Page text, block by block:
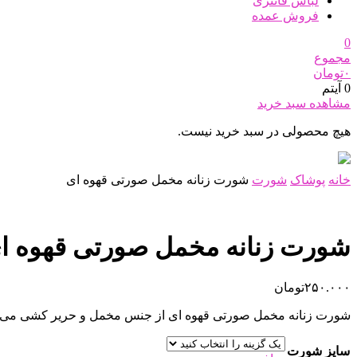
فروش عمده
0
مجموع
۰تومان
0 آیتم
مشاهده سبد خرید
هیچ محصولی در سبد خرید نیست.
خانه پوشاک شورت شورت زنانه مخمل صورتی قهوه ای
شورت زنانه مخمل صورتی قهوه
۲۵۰.۰۰۰تومان
شورت زنانه مخمل صورتی قهوه ای از جنس مخمل و حریر کشی می
سایز شورت